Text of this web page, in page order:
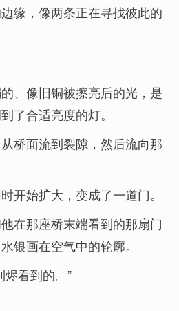
缘，像两条正在寻找彼此的
、像旧铜被擦亮后的光，是
了合适亮度的灯。
桥面流到裂隙，然后流向那
开始扩大，变成了一道门。
在那座桥末端看到的那扇门
银画在空气中的轮廓。
烬看到的。”